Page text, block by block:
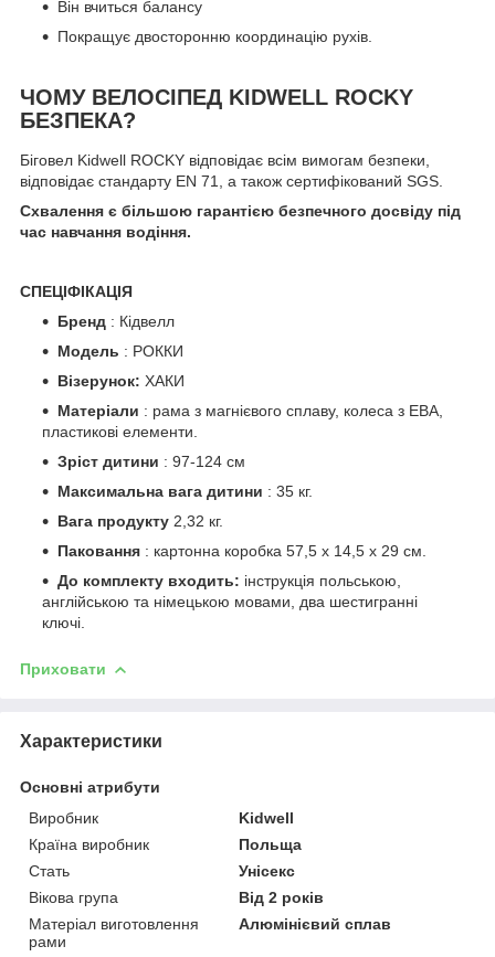
Він вчиться балансу
Покращує двосторонню координацію рухів.
ЧОМУ ВЕЛОСІПЕД KIDWELL ROCKY
БЕЗПЕКА?
Біговел Kidwell ROCKY відповідає всім вимогам безпеки,
відповідає стандарту EN 71, а також сертифікований SGS.
Схвалення є більшою гарантією безпечного досвіду під
час навчання водіння.
СПЕЦІФІКАЦІЯ
Бренд : Кідвелл
Модель : РОККИ
Візерунок: ХАКИ
Матеріали : рама з магнієвого сплаву, колеса з ЕВА,
пластикові елементи.
Зріст дитини : 97-124 см
Максимальна вага дитини : 35 кг.
Вага продукту 2,32 кг.
Паковання : картонна коробка 57,5 х 14,5 х 29 см.
До комплекту входить: інструкція польською,
англійською та німецькою мовами, два шестигранні
ключі.
Приховати
Характеристики
Основні атрибути
Виробник
Kidwell
Країна виробник
Польща
Стать
Унісекс
Вікова група
Від 2 років
Матеріал виготовлення
рами
Алюмінієвий сплав